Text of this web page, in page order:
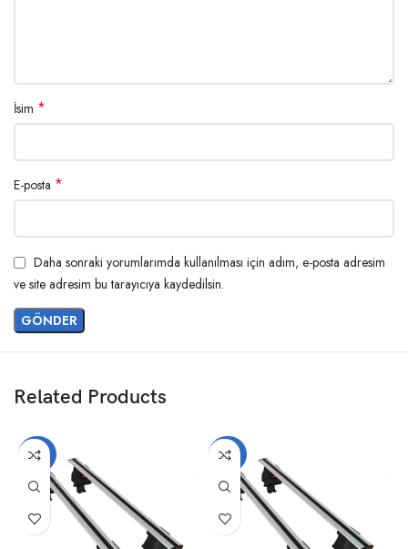
İsim *
E-posta *
Daha sonraki yorumlarımda kullanılması için adım, e-posta adresim
ve site adresim bu tarayıcıya kaydedilsin.
Related Products
-20% -20%